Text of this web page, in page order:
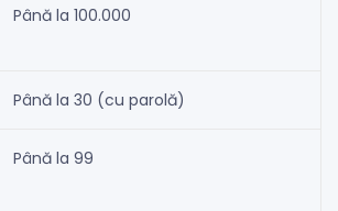
Până la 100.000
Până la 30 (cu parolă)
Până la 99